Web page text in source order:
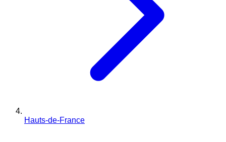
Hauts-de-France